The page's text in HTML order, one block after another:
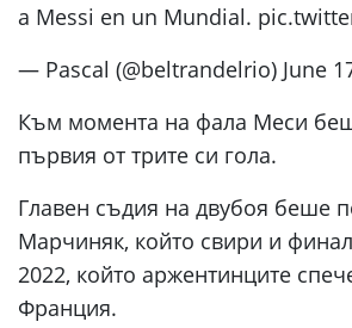
a Messi en un Mundial.
— Pascal (@beltrandelrio) June
Към момента на фала Меси
първия от трите си гола.
Главен съдия на двубоя беше
Марчиняк, който свири и
2022, който аржентинците
Франция.